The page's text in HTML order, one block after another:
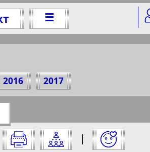
☰
2016 2017
|
г.